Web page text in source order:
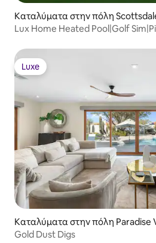
Καταλύματα στην πόλη
Lux Home Heated Pool|Golf
Luxe
Luxe
Καταλύματα στην πόλη Paradise
Gold Dust Digs